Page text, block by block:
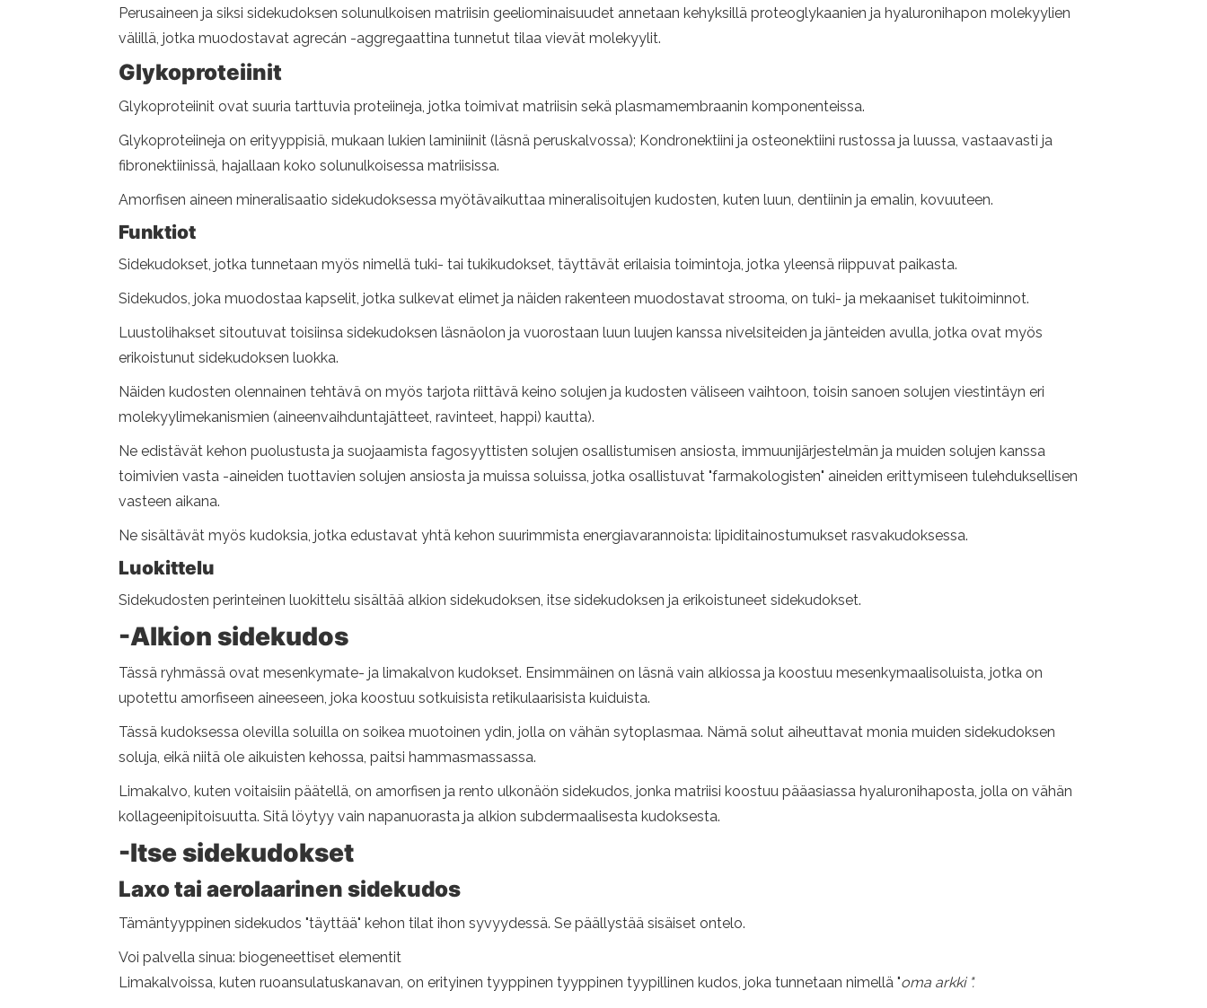
Perusaineen ja siksi sidekudoksen solunulkoisen matriisin geeliominaisuudet annetaan kehyksillä proteoglykaanien ja hyaluronihapon molekyylien
välillä, jotka muodostavat agrecán -aggregaattina tunnetut tilaa vievät molekyylit.
Glykoproteiinit
Glykoproteiinit ovat suuria tarttuvia proteiineja, jotka toimivat matriisin sekä plasmamembraanin komponenteissa.
Glykoproteiineja on erityyppisiä, mukaan lukien laminiinit (läsnä peruskalvossa); Kondronektiini ja osteonektiini rustossa ja luussa, vastaavasti ja
fibronektiinissä, hajallaan koko solunulkoisessa matriisissa.
Amorfisen aineen mineralisaatio sidekudoksessa myötävaikuttaa mineralisoitujen kudosten, kuten luun, dentiinin ja emalin, kovuuteen.
Funktiot
Sidekudokset, jotka tunnetaan myös nimellä tuki- tai tukikudokset, täyttävät erilaisia ​​toimintoja, jotka yleensä riippuvat paikasta.
Sidekudos, joka muodostaa kapselit, jotka sulkevat elimet ja näiden rakenteen muodostavat strooma, on tuki- ja mekaaniset tukitoiminnot.
Luustolihakset sitoutuvat toisiinsa sidekudoksen läsnäolon ja vuorostaan ​​luun luujen kanssa nivelsiteiden ja jänteiden avulla, jotka ovat myös
erikoistunut sidekudoksen luokka.
Näiden kudosten olennainen tehtävä on myös tarjota riittävä keino solujen ja kudosten väliseen vaihtoon, toisin sanoen solujen viestintäyn eri
molekyylimekanismien (aineenvaihduntajätteet, ravinteet, happi) kautta).
Ne edistävät kehon puolustusta ja suojaamista fagosyyttisten solujen osallistumisen ansiosta, immuunijärjestelmän ja muiden solujen kanssa
toimivien vasta -aineiden tuottavien solujen ansiosta ja muissa soluissa, jotka osallistuvat "farmakologisten" aineiden erittymiseen tulehduksellisen
vasteen aikana.
Ne sisältävät myös kudoksia, jotka edustavat yhtä kehon suurimmista energiavarannoista: lipiditainostumukset rasvakudoksessa.
Luokittelu
Sidekudosten perinteinen luokittelu sisältää alkion sidekudoksen, itse sidekudoksen ja erikoistuneet sidekudokset.
-Alkion sidekudos
Tässä ryhmässä ovat mesenkymate- ja limakalvon kudokset. Ensimmäinen on läsnä vain alkiossa ja koostuu mesenkymaalisoluista, jotka on
upotettu amorfiseen aineeseen, joka koostuu sotkuisista retikulaarisista kuiduista.
Tässä kudoksessa olevilla soluilla on soikea muotoinen ydin, jolla on vähän sytoplasmaa. Nämä solut aiheuttavat monia muiden sidekudoksen
soluja, eikä niitä ole aikuisten kehossa, paitsi hammasmassassa.
Limakalvo, kuten voitaisiin päätellä, on amorfisen ja rento ulkonäön sidekudos, jonka matriisi koostuu pääasiassa hyaluronihaposta, jolla on vähän
kollageenipitoisuutta. Sitä löytyy vain napanuorasta ja alkion subdermaalisesta kudoksesta.
-Itse sidekudokset
Laxo tai aerolaarinen sidekudos
Tämäntyyppinen sidekudos "täyttää" kehon tilat ihon syvyydessä. Se päällystää sisäiset ontelo.
Voi palvella sinua: biogeneettiset elementit
Limakalvoissa, kuten ruoansulatuskanavan, on erityinen tyyppinen tyyppinen tyypillinen kudos, joka tunnetaan nimellä "oma arkki ".